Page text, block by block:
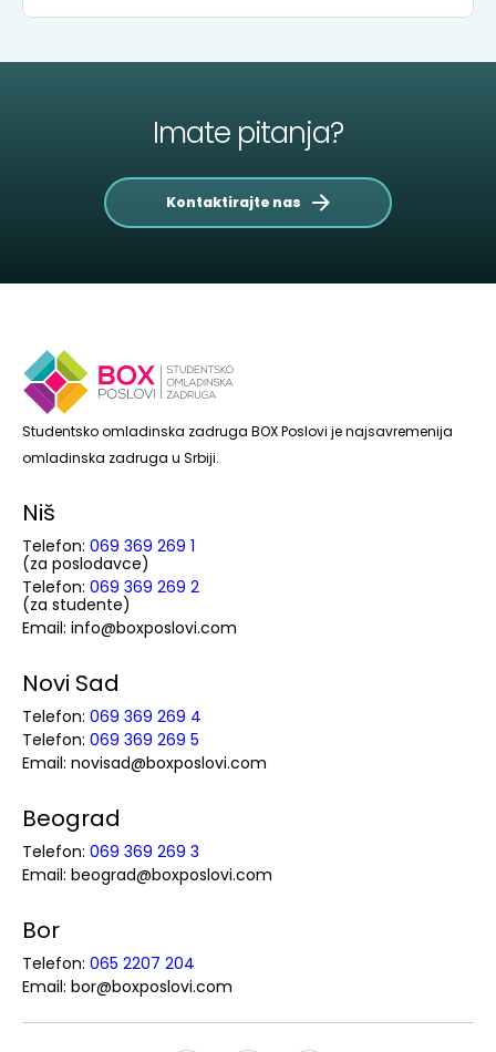
Imate pitanja?
Kontaktirajte nas
Studentsko omladinska zadruga BOX Poslovi je najsavremenija
omladinska zadruga u Srbiji.
Niš
Telefon: 069 369 269 1
(za poslodavce)
Telefon: 069 369 269 2
(za studente)
Email: info@boxposlovi.com
Novi Sad
Telefon: 069 369 269 4
Telefon: 069 369 269 5
Email: novisad@boxposlovi.com
Beograd
Telefon: 069 369 269 3
Email: beograd@boxposlovi.com
Bor
Telefon: 065 2207 204
Email: bor@boxposlovi.com